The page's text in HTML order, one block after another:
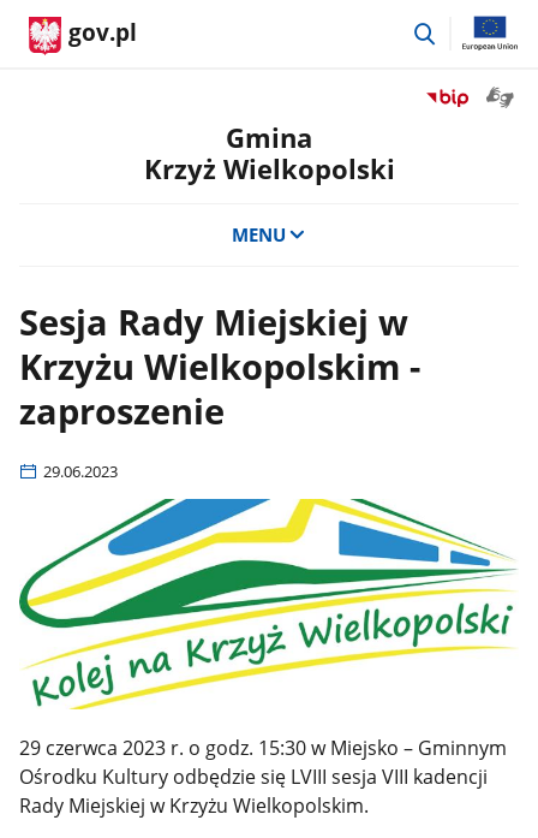
gov.pl
przejdź
Przejdź
Gmina
Krzyż Wielkopolski
MENU
Sesja Rady Miejskiej w
Krzyżu Wielkopolskim -
zaproszenie
29.06.2023
29 czerwca 2023 r. o godz. 15:30 w Miejsko – Gminnym
Ośrodku Kultury odbędzie się LVIII sesja VIII kadencji
Rady Miejskiej w Krzyżu Wielkopolskim.